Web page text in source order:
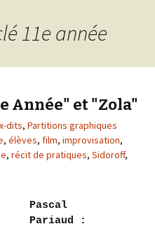
11e année
Année" et "Zola"
dits, Partitions graphiques
, élèves, film, improvisation,
, récit de pratiques, Sidoroff,
Pascal
Pariaud :